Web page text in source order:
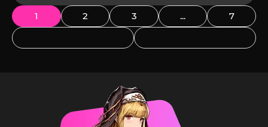
1 2 3 ... 7